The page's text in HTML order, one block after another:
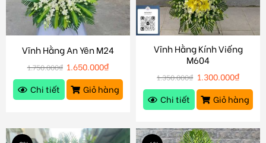
Vĩnh Hằng An Yên M24
1.750.000₫ 1.650.000₫
Chi tiết
Giỏ hàng
Vĩnh Hằng Kính Viếng
M604
1.350.000₫ 1.300.000₫
Chi tiết
Giỏ hàng